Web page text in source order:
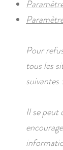
Pour
tous les
suivantes :
Il se peut